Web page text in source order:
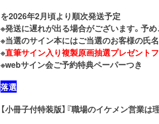
を2026年2月頃より順次発送予定
※発送に遅れが出る場合がございます。予め
※当選のサイン本にはご当選のお客様の氏名
※直筆サイン入り複製原画抽選プレゼント
※webサイン会ご予約特典ペーパーつき
落選
【小冊子付特装版】『職場のイケメン営業は